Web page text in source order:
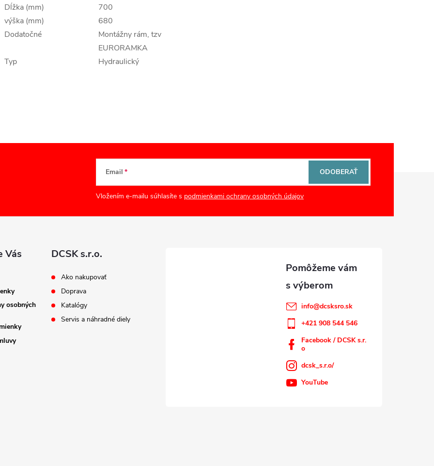
Dĺžka (mm)
700
výška (mm)
680
Dodatočné
Montážny rám, tzv
EURORAMKA
Typ
Hydraulický
Email
Vložením e-mailu súhlasíte s podmienkami ochrany osobných údajov
ODOBERAŤ
Vás
osobných
DCSK s.r.o.
Ako nakupovať
Doprava
Katalógy
Servis a náhradné diely
info@dcsksro.sk
+421 908 544 546
Facebook / DCSK s.r.
o
dcsk_s.r.o/
YouTube